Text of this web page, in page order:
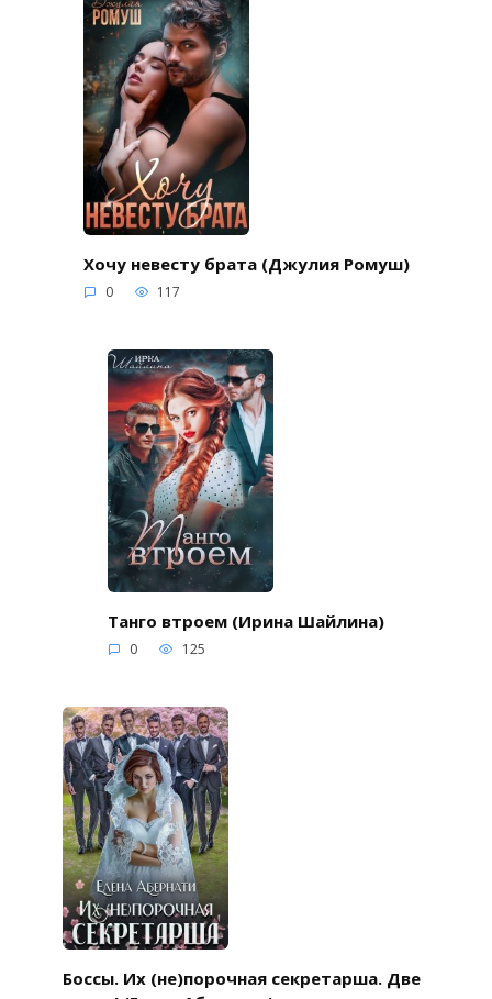
Хочу невесту брата (Джулия Ромуш)
0 117
Танго втроем (Ирина Шайлина)
0 125
Боссы. Их (не)порочная секретарша. Две